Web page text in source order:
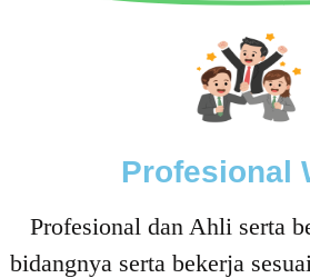
Profesional
Profesional dan Ahli serta
bidangnya serta bekerja